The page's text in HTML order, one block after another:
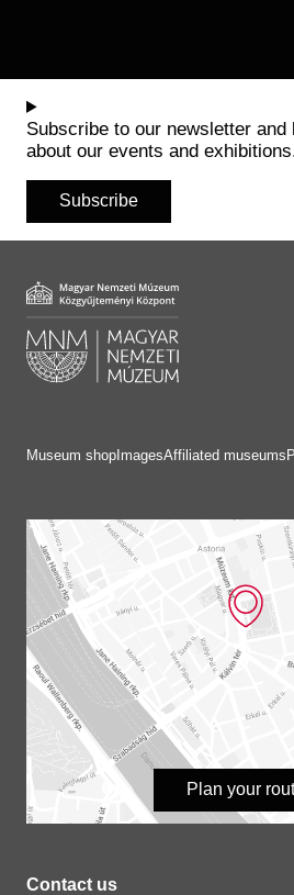
Subscribe to our newsletter
about our events and
Subscribe
Museum shop ImagesAffiliated museums
Plan your
Contact us